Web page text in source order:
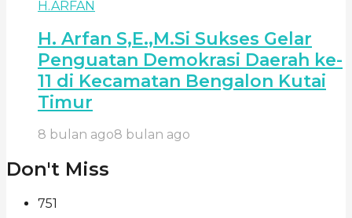
H.ARFAN
H. Arfan S,E.,M.Si Sukses Gelar
Penguatan Demokrasi Daerah ke-
11 di Kecamatan Bengalon Kutai
Timur
8 bulan ago8 bulan ago
Don't Miss
751